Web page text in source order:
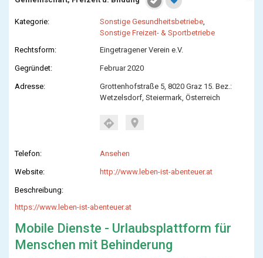
Kategorie: Sonstige Gesundheitsbetriebe,
Sonstige Freizeit- & Sportbetriebe
Rechtsform:
Eingetragener Verein e.V.
Gegründet: Februar 2020
Adresse:
Grottenhofstraße 5, 8020 Graz 15. Bez.:
Wetzelsdorf, Steiermark, Österreich
directions location_on
Telefon: Ansehen
Website: http://www.leben-ist-abenteuer.at
Beschreibung:
https://www.leben-ist-abenteuer.at
Mobile Dienste - Urlaubsplattform für
Menschen mit Behinderung